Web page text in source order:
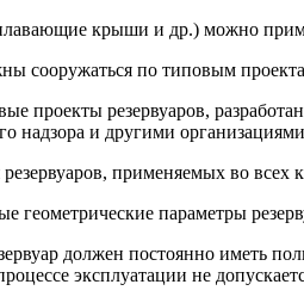
крыши и др.) можно
сооружаться по типовым
проекты резервуа­ров,
надзора и другими
приме­няемых во всех
геометрические па­раметры
должен по­стоянно иметь
эксплуатации не